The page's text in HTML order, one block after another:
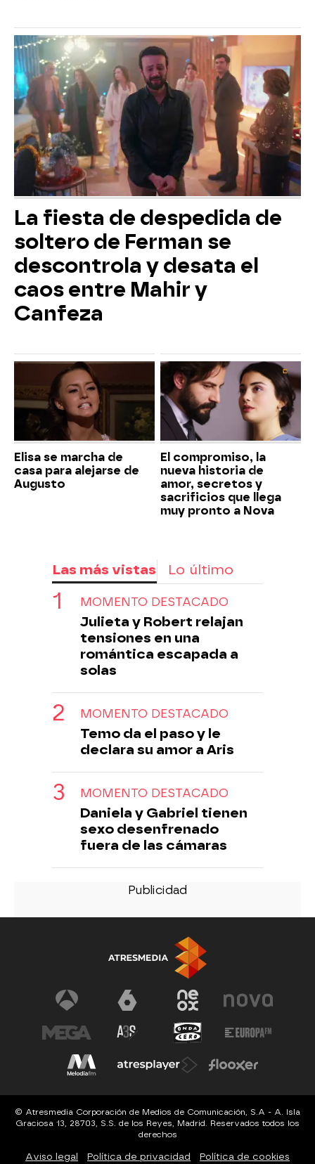
La fiesta de despedida de
soltero de Ferman se
descontrola y desata el
caos entre Mahir y
Canfeza
Elisa se marcha de
casa para alejarse de
Augusto
El compromiso, la
nueva historia de
amor, secretos y
sacrificios que llega
muy pronto a Nova
Las más vistas Lo último
MOMENTO DESTACADO
Julieta y Robert relajan
tensiones en una
romántica escapada a
solas
MOMENTO DESTACADO
Temo da el paso y le
declara su amor a Aris
MOMENTO DESTACADO
Daniela y Gabriel tienen
sexo desenfrenado
fuera de las cámaras
© Atresmedia Corporación de Medios de Comunicación, S.A - A. Isla
Graciosa 13, 28703, S.S. de los Reyes, Madrid. Reservados todos los
derechos
Aviso legal Política de privacidad Política de cookies